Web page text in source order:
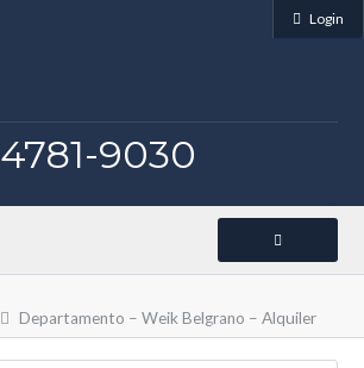
Login
4781-9030
Departamento – Weik Belgrano – Alquiler